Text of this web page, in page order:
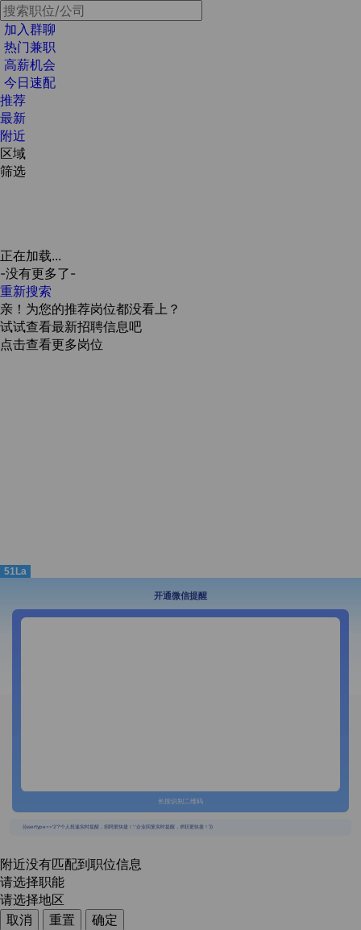
加入群聊
热门兼职
高薪机会
今日速配
推荐
最新
附近
区域
筛选
正在加载...
-没有更多了-
重新搜索
亲！为您的推荐岗位都没看上？
试试查看最新招聘信息吧
点击查看更多岗位
51La
开通微信提醒
长按识别二维码
{{usertype=='2'?'个人投递实时提醒，招聘更快捷！':'企业回复实时提醒，求职更快捷！'}}
附近没有匹配到职位信息
请选择职能
请选择地区
取消
重置
确定